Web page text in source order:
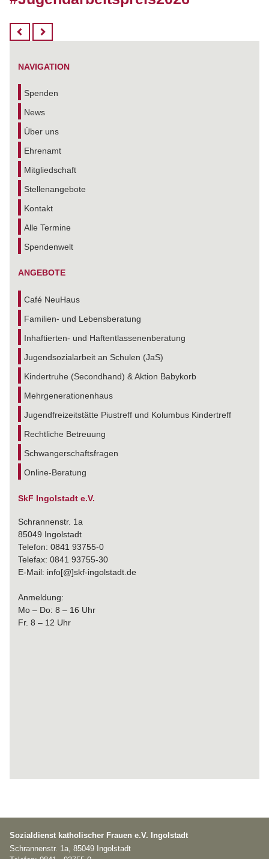
NAVIGATION
Spenden
News
Über uns
Ehrenamt
Mitgliedschaft
Stellenangebote
Kontakt
Alle Termine
Spendenwelt
ANGEBOTE
Café NeuHaus
Familien- und Lebensberatung
Inhaftierten- und Haftentlassenenberatung
Jugendsozialarbeit an Schulen (JaS)
Kindertruhe (Secondhand) & Aktion Babykorb
Mehrgenerationenhaus
Jugendfreizeitstätte Piustreff und Kolumbus Kindertreff
Rechtliche Betreuung
Schwangerschaftsfragen
Online-Beratung
SkF Ingolstadt e.V.
Schrannenstr. 1a
85049 Ingolstadt
Telefon: 0841 93755-0
Telefax: 0841 93755-30
E-Mail: info[@]skf-ingolstadt.de
Anmeldung:
Mo – Do: 8 – 16 Uhr
Fr. 8 – 12 Uhr
Sozialdienst katholischer Frauen e.V. Ingolstadt
Schrannenstr. 1a, 85049 Ingolstadt